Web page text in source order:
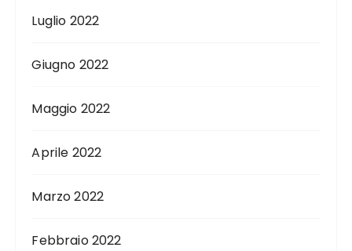
Luglio 2022
Giugno 2022
Maggio 2022
Aprile 2022
Marzo 2022
Febbraio 2022